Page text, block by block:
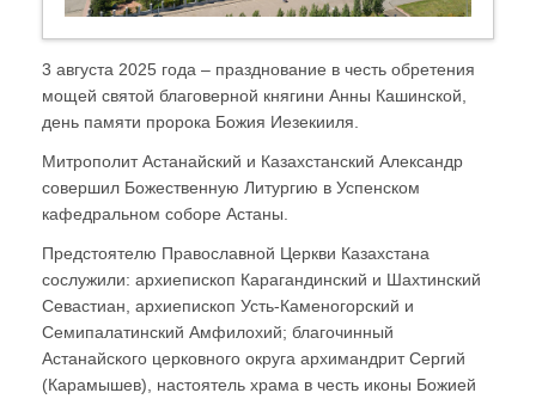
3 августа 2025 года – празднование в честь обретения
мощей святой благоверной княгини Анны Кашинской,
день памяти пророка Божия Иезекииля.
Митрополит Астанайский и Казахстанский Александр
совершил Божественную Литургию в Успенском
кафедральном соборе Астаны.
Предстоятелю Православной Церкви Казахстана
сослужили: архиепископ Карагандинский и Шахтинский
Севастиан, архиепископ Усть-Каменогорский и
Семипалатинский Амфилохий; благочинный
Астанайского церковного округа архимандрит Сергий
(Карамышев), настоятель храма в честь иконы Божией